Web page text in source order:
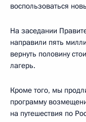
воспользоваться
На заседании
направили пять
вернуть половину
лагерь.
Кроме того, мы
программу
на путешествия по